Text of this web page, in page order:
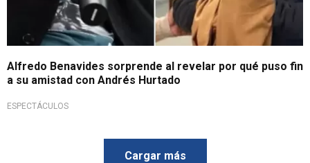
Alfredo Benavides sorprende al revelar por qué puso fin
a su amistad con Andrés Hurtado
ESPECTÁCULOS
Cargar más